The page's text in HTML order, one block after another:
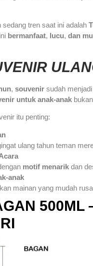
tren saat ini adalah
bermanfaat, lucu, dan
, souvenir sudah
untuk anak-anak
itu penting:
ulang tahun teman
motif menarik dan
anak
mainan yang mudah
500ML